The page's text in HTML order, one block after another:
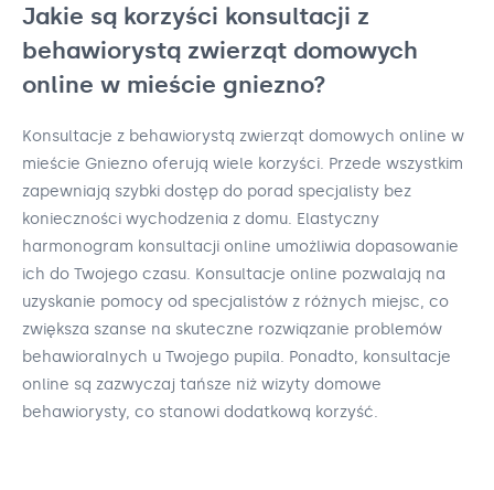
Jakie są korzyści konsultacji z
behawiorystą zwierząt domowych
online w mieście gniezno?
Konsultacje z behawiorystą zwierząt domowych online w
mieście Gniezno oferują wiele korzyści. Przede wszystkim
zapewniają szybki dostęp do porad specjalisty bez
konieczności wychodzenia z domu. Elastyczny
harmonogram konsultacji online umożliwia dopasowanie
ich do Twojego czasu. Konsultacje online pozwalają na
uzyskanie pomocy od specjalistów z różnych miejsc, co
zwiększa szanse na skuteczne rozwiązanie problemów
behawioralnych u Twojego pupila. Ponadto, konsultacje
online są zazwyczaj tańsze niż wizyty domowe
behawiorysty, co stanowi dodatkową korzyść.